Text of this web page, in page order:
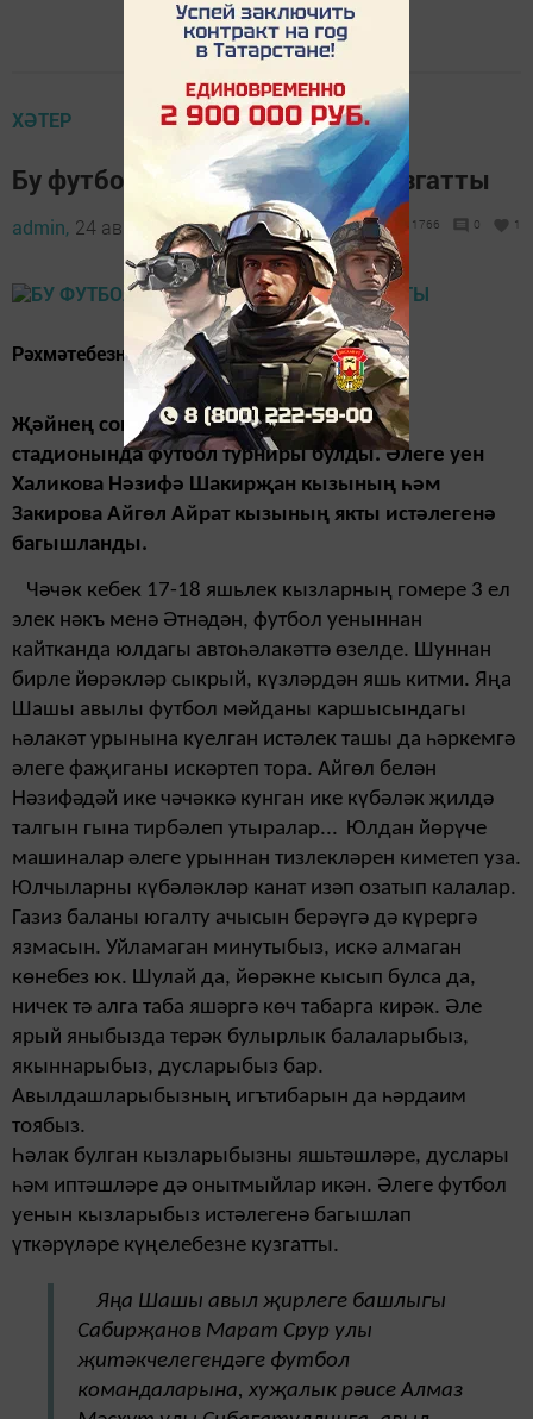
ХӘТЕР
Бу футбол уены күңелебезне кузгатты
admin, 24 август 2018 - 18:30 1766 0 1
Рәхмәтебезне җиткерәсе килә.
Җәйнең соңгы аенда Яңа Шашы авылы
стадионында футбол турниры булды.Әлеге уен
Халикова Нәзифә Шакирҗан кызының һәм
Закирова Айгөл Айрат кызының якты истәлегенә
багышланды.
Чәчәк кебек 17-18 яшьлек кызларның гомере 3 ел
элек нәкъ менә Әтнәдән, футбол уеныннан
кайтканда юлдагы автоһәлакәттә өзелде. Шуннан
бирле йөрәкләр сыкрый, күзләрдән яшь китми. Яңа
Шашы авылы футбол мәйданы каршысындагы
һәлакәт урынына куелган истәлек ташы да һәркемгә
әлеге фаҗиганы искәртеп тора. Айгөл белән
Нәзифәдәй ике чәчәккә кунган ике күбәләк җилдә
талгын гына тирбәлеп утыралар... Юлдан йөрүче
машиналар әлеге урыннан тизлекләрен киметеп уза.
Юлчыларны күбәләкләр канат изәп озатып калалар.
Газиз баланы югалту ачысын берәүгә дә күрергә
язмасын. Уйламаган минутыбыз, искә алмаган
көнебез юк. Шулай да, йөрәкне кысып булса да,
ничек тә алга таба яшәргә көч табарга кирәк. Әле
ярый яныбызда терәк булырлык балаларыбыз,
якыннарыбыз, дусларыбыз бар.
Авылдашларыбызның игътибарын да һәрдаим
тоябыз.
Һәлак булган кызларыбызны яшьтәшләре, дуслары
һәм иптәшләре дә онытмыйлар икән. Әлеге футбол
уенын кызларыбыз истәлегенә багышлап
үткәрүләре күңелебезне кузгатты.
Яңа Шашы авыл җирлеге башлыгы
Сабирҗанов Марат Срур улы
җитәкчелегендәге футбол
командаларына, хуҗалык рәисе Алмаз